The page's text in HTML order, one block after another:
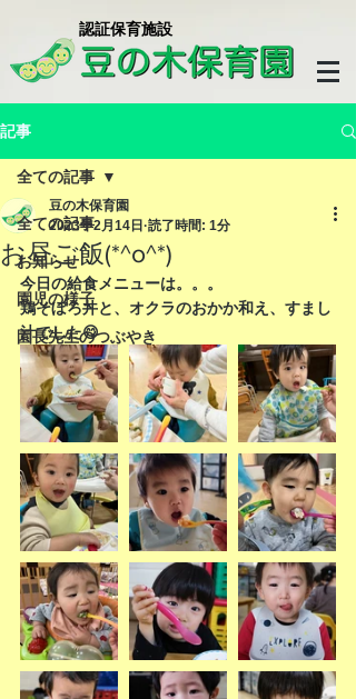
​認証保育施設
記事
全ての記事
お知らせ
園児の様子
園長先生のつぶやき
全ての記事
お昼ご飯(*^o^*)
豆の木保育園
2023年2月14日 読了時間: 1分
今日の給食メニューは。。。
鶏そぼろ丼と、オクラのおかか和え、すまし
汁でした😋